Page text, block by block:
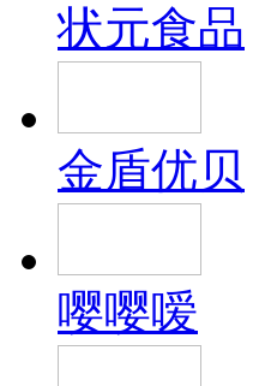
状元食品
金盾优贝
嘤嘤嗳